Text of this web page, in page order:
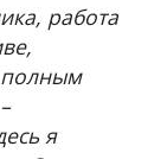
работа
полным
я